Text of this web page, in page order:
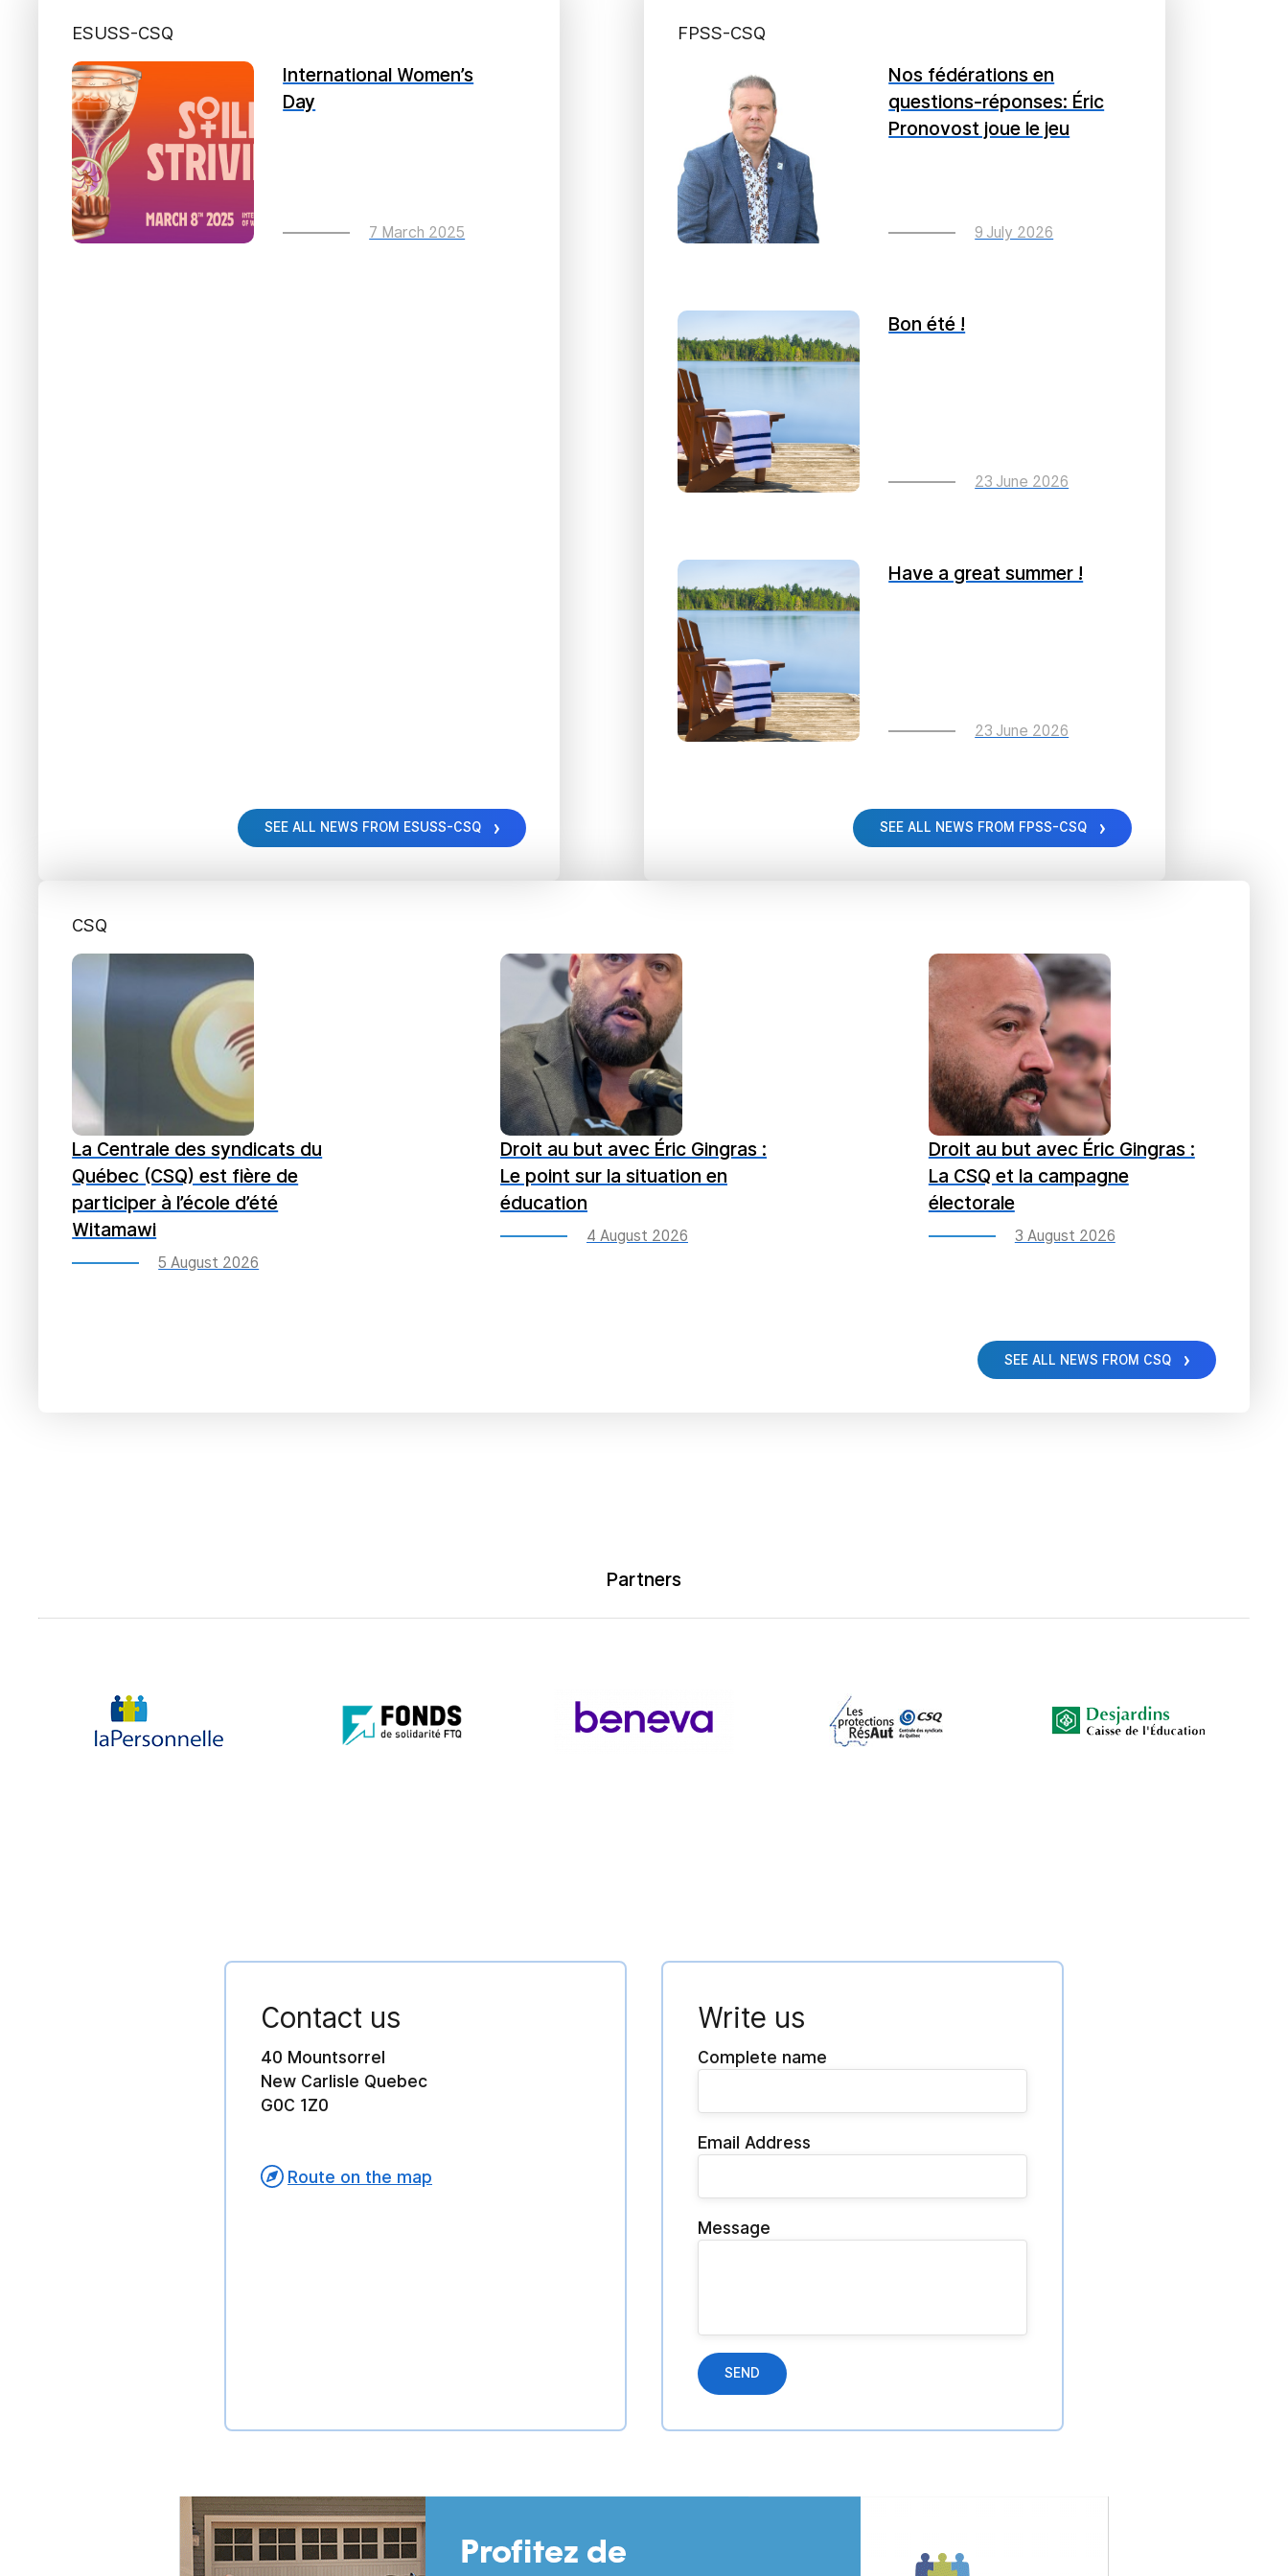
ESUSS-CSQ
International Women’s
Day
7 March 2025
SEE ALL NEWS FROM ESUSS-CSQ
FPSS-CSQ
Nos fédérations en
questions-réponses: Éric
Pronovost joue le jeu
9 July 2026
Bon été !
23 June 2026
Have a great summer !
23 June 2026
SEE ALL NEWS FROM FPSS-CSQ
CSQ
La Centrale des syndicats du
Québec (CSQ) est fière de
participer à l’école d’été
Witamawi
5 August 2026
Droit au but avec Éric Gingras :
Le point sur la situation en
éducation
4 August 2026
Droit au but avec Éric Gingras :
La CSQ et la campagne
électorale
3 August 2026
SEE ALL NEWS FROM CSQ
Partners
Contact us
40 Mountsorrel
New Carlisle Quebec
G0C 1Z0
Route on the map
Write us
Complete name
Email Address
Message
SEND